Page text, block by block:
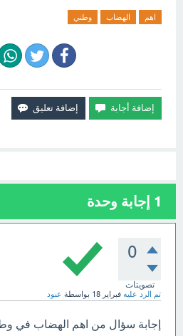
اهم الهضاب وطني
1 إجابة وحدة
0
تصويتات
تم الرد عليه فبراير 18 بواسطة عبود
إجابة سؤال من اهم الهضاب في